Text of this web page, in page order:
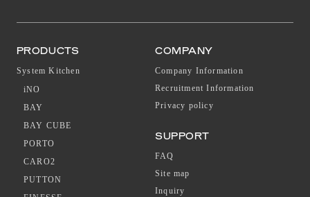
PRODUCTS
System Kitchen
iNO
BAY
BAY CUBE
PORTO
CARO2
PUTTON
COMPANY
Company Information
Recruitment Information
Privacy policy
SUPPORT
FAQ
Site map
Inquiry